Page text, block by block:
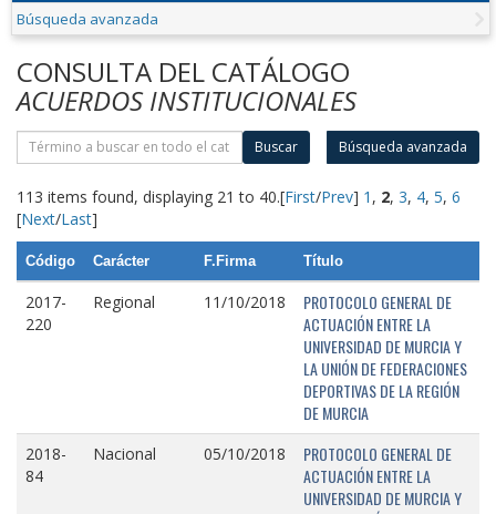
Búsqueda avanzada
CONSULTA DEL CATÁLOGO
ACUERDOS INSTITUCIONALES
Buscar Búsqueda avanzada
113 items found, displaying 21 to 40.[First/Prev] 1 , 2, 3, 4, 5, 6
[Next/Last]
Código Carácter F.Firma Título
2017-
220
Regional 11/10/2018
PROTOCOLO GENERAL DE
ACTUACIÓN ENTRE LA
UNIVERSIDAD DE MURCIA Y
LA UNIÓN DE FEDERACIONES
DEPORTIVAS DE LA REGIÓN
DE MURCIA
2018-
84
Nacional 05/10/2018
PROTOCOLO GENERAL DE
ACTUACIÓN ENTRE LA
UNIVERSIDAD DE MURCIA Y